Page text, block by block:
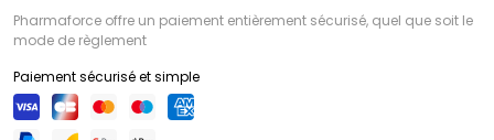
Pharmaforce offre un paiement entièrement sécurisé, quel que soit le
mode de règlement
Paiement sécurisé et simple